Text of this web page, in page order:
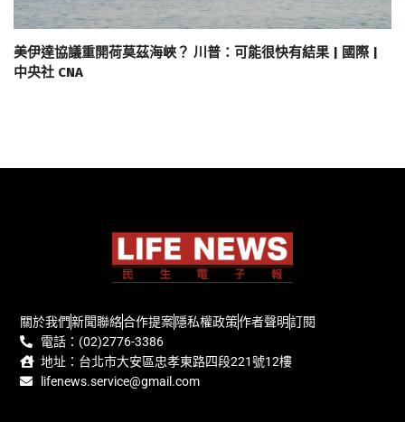
美伊達協議重開荷莫茲海峽？ 川普：可能很快有結果 | 國際 |
中央社 CNA
關於我們新聞聯絡合作提案隱私權政策作者聲明訂閱
電話：(02)2776-3386
地址：台北市大安區忠孝東路四段221號12樓
lifenews.service@gmail.com